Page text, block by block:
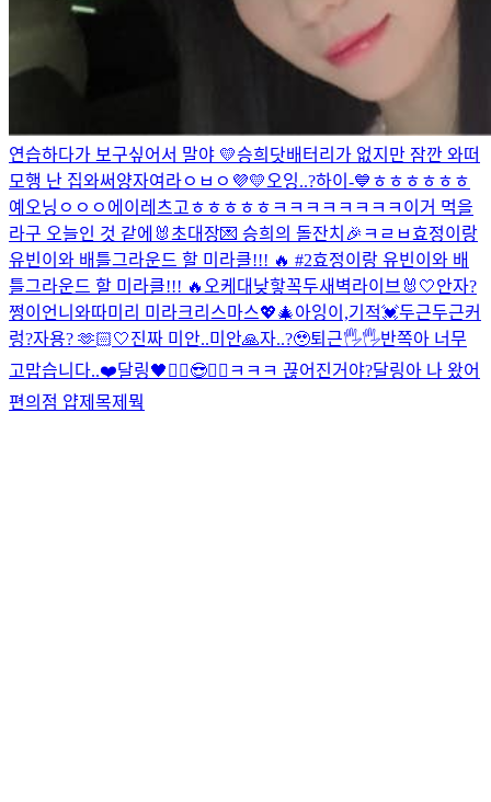
연습하다가 보구싶어서 말야 💛승희닷배터리가 없지만 잠깐 와떠
모행 난 집와써 양자여라ㅇㅂㅇ 💜💛 오잉..?하이-💙 ㅎㅎㅎㅎㅎㅎ
예오닝 ㅇㅇㅇ 에이 레츠고 ㅎㅎㅎㅎㅎ ㅋㅋㅋㅋㅋㅋㅋㅋ 이거 먹을
라구 오늘인 것 같에🐰 초대장💌 승희의 돌잔치🎉 ㅋㄹㅂ 효정이랑
유빈이와 배틀그라운드 할 미라클!!! 🔥 #2효정이랑 유빈이와 배
틀그라운드 할 미라클!!! 🔥 오케 대낮핳꼭두새벽라이브 🐰🤍안자?
쩡이언니와따미리 미라크리스마스💖🎄아잉이,기적💓두근두근커
렁?자용? 🫶🏻🤍진짜 미안..미안🙏자..?🥹퇴근🖐🖐반쪽아 너무
고맙습니다..❤️달링🖤 ✌🏻😎✌🏻 ㅋㅋㅋ 끊어진거야?달링아 나 왔어
편의점 얍제목제뭑